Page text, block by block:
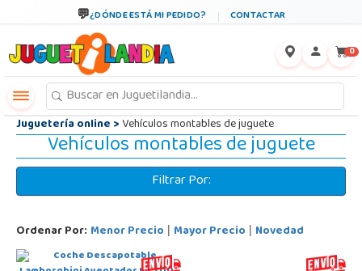
¿DÓNDE ESTÁ MI PEDIDO? CONTACTAR
0
Juguetería online>Vehículos montables de juguete
Vehículos montables de juguete
Filtrar Por:
Ordenar Por: Menor Precio | Mayor Precio | Novedad